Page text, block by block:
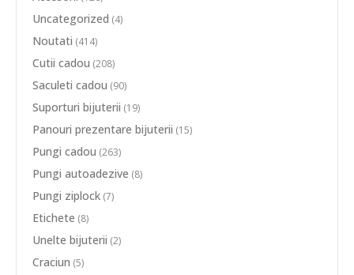
Uncategorized (4)
Noutati (414)
Cutii cadou (208)
Saculeti cadou (90)
Suporturi bijuterii (19)
Panouri prezentare bijuterii (15)
Pungi cadou (263)
Pungi autoadezive (8)
Pungi ziplock (7)
Etichete (8)
Unelte bijuterii (2)
Craciun (5)